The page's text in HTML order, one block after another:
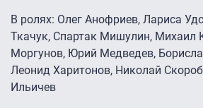
В ролях: Олег Анофриев, Лариса
Ткачук, Спартак Мишулин, Михаил
Моргунов, Юрий Медведев,
Леонид Харитонов, Николай
Ильичев